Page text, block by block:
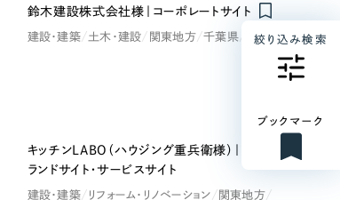
絞り込み検索
ブックマーク
Nominee
鈴木建設株式会社様｜コーポレートサイト
建設・建築 土木・建設 関東地方 千葉県 旭市
キッチンLABO（ハウジング重兵衛様）｜ブ
ランドサイト・サービスサイト
建設・建築 リフォーム・リノベーション
関東地方